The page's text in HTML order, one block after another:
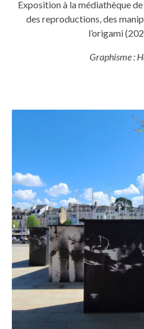
Exposition à la médiathèque
des reproductions, des
l’origami
Graphisme :